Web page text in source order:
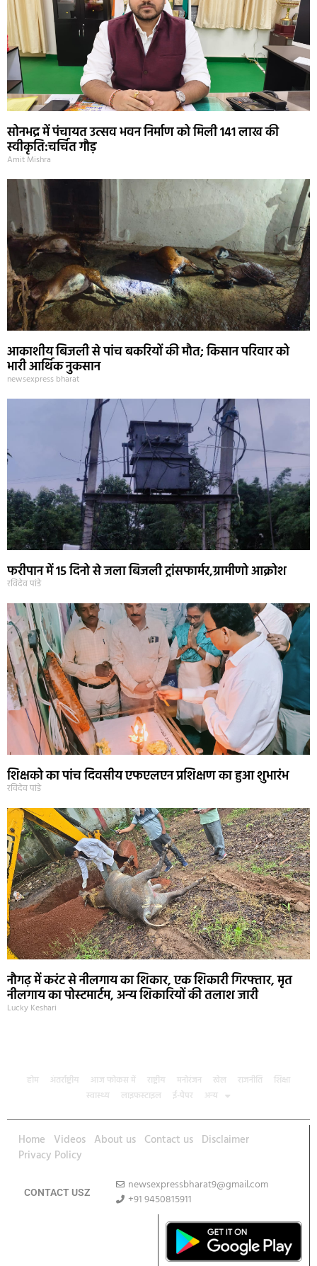
सोनभद्र में पंचायत उत्सव भवन निर्माण को मिली 141 लाख की
स्वीकृति:चर्चित गौड़
Amit Mishra
आकाशीय बिजली से पांच बकरियों की मौत; किसान परिवार को
भारी आर्थिक नुकसान
newsexpress bharat
फरीपान में 15 दिनो से जला बिजली ट्रांसफार्मर,ग्रामीणो आक्रोश
रविदेव पांडे
शिक्षको का पांच दिवसीय एफएलएन प्रशिक्षण का हुआ शुभारंभ
रविदेव पांडे
नौगढ़ में करंट से नीलगाय का शिकार, एक शिकारी गिरफ्तार, मृत
नीलगाय का पोस्टमार्टम, अन्य शिकारियों की तलाश जारी
Lucky Keshari
होम अंतर्राष्ट्रीय आज फोकस में राष्ट्रीय मनोरंजन खेल राजनीति
शिक्षा
स्वास्थ्य
लाइफस्टाइल ई-पेपर अन्य
Home Videos About us Contact us Disclaimer
Privacy Policy
CONTACT USZ
newsexpressbharat9@gmail.com
+91 9450815911